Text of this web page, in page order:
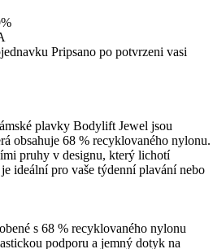
Pripsano po potvrzeni vasi
plavky Bodylift Jewel jsou
obsahuje 68 % recyklovaného nylonu.
pruhy v designu, který lichotí
ideální pro vaše týdenní plavání nebo
s 68 % recyklovaného nylonu
podporu a jemný dotyk na